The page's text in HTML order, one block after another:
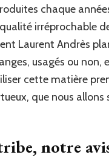
chaque
irréprochable
Laurent Andrès
usagés ou
cette matière
que nous allons
notre